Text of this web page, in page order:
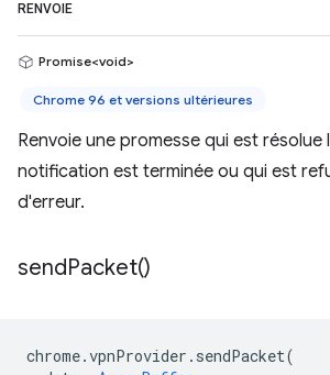
RENVOIE
Promise<void>
Chrome 96 et versions ultérieures
Renvoie une promesse qui est résolue
notification est terminée ou qui est
d'erreur.
sendPacket()
chrome.vpnProvider . sendPacket(